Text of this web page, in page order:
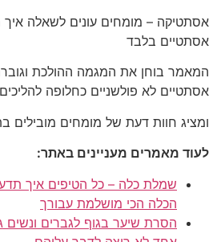
אסתטיקה – מומחים עונים לשאלה איך
אסתטיים בלבד
המאמר בוחן את המגמה ההולכת
אסתטיים לא פולשניים כחלופה להליכים
ומציג חוות דעת של מומחים מובילים
לעוד מאמרים מעניינים באתר:
שמלת כלה – כל הטיפים איך
הכלה הכי מושלמת עבורך
הסרת שיער בגוף לגברים